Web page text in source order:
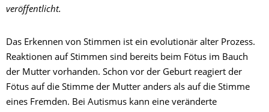
veröffentlicht.
Das Erkennen von Stimmen ist ein evolutionär alter Prozess.
Reaktionen auf Stimmen sind bereits beim Fötus im Bauch
der Mutter vorhanden. Schon vor der Geburt reagiert der
Fötus auf die Stimme der Mutter anders als auf die Stimme
eines Fremden. Bei Autismus kann eine veränderte